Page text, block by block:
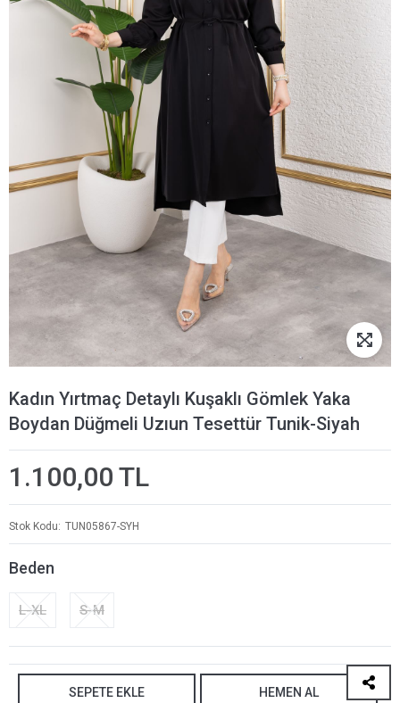
Kadın Yırtmaç Detaylı Kuşaklı Gömlek Yaka
Boydan Düğmeli Uzıun Tesettür Tunik-Siyah
1.100,00 TL
Stok Kodu TUN05867-SYH
Beden
L-XL S-M
SEPETE EKLE HEMEN AL